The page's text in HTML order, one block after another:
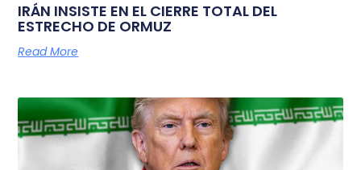
IRÁN INSISTE EN EL CIERRE TOTAL DEL
ESTRECHO DE ORMUZ
Read More